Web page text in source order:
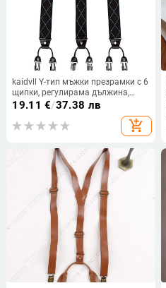
kaidvll Y-тип мъжки презрамки с 6
щипки, регулирама дължина,
кръстосани презрамки, силна
19.11 €/37.38 лв
add_shopping_cart